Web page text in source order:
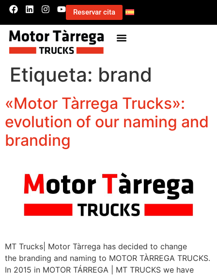
Reservar cita
Etiqueta: brand
«Motor Tàrrega Trucks»:
evolution of our naming and
branding
MT Trucks| Motor Tàrrega has decided to change
the branding and naming to MOTOR TÀRREGA TRUCKS.
In 2015 in MOTOR TÁRREGA | MT TRUCKS we have